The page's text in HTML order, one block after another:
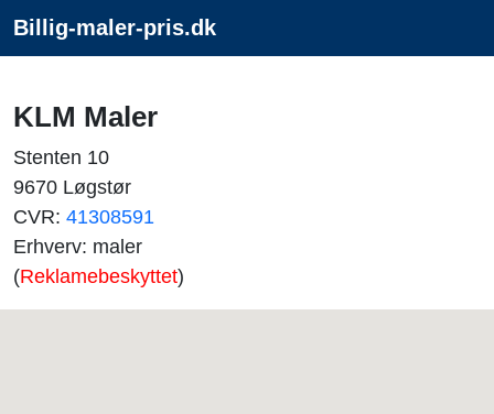
Billig-maler-pris.dk
KLM Maler
Stenten 10
9670 Løgstør
CVR: 41308591
Erhverv: maler
(Reklamebeskyttet)